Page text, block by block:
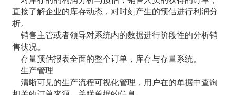
直接了解企业的库存动态，对时刻产生的预估进行利润分
析。
销售主管或者领导对系统内的数据进行阶段性的分析销
售状况。
存量预估报表全面的整个订单，库存与存量系统。
生产管理
清晰可见的生产流程可视化管理，用户在的单据中查询